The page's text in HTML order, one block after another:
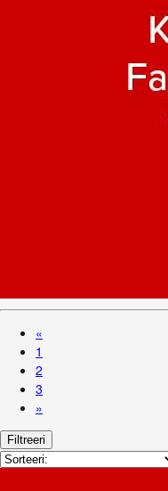
«
1
2
3
»
Filtreeri